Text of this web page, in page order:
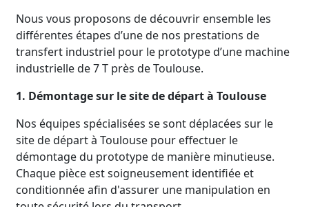
Nous vous proposons de découvrir ensemble les
différentes étapes d’une de nos prestations de
transfert industriel pour le prototype d’une machine
industrielle de 7 T près de Toulouse.
1. Démontage sur le site de départ à Toulouse
Nos équipes spécialisées se sont déplacées sur le
site de départ à Toulouse pour effectuer le
démontage du prototype de manière minutieuse.
Chaque pièce est soigneusement identifiée et
conditionnée afin d'assurer une manipulation en